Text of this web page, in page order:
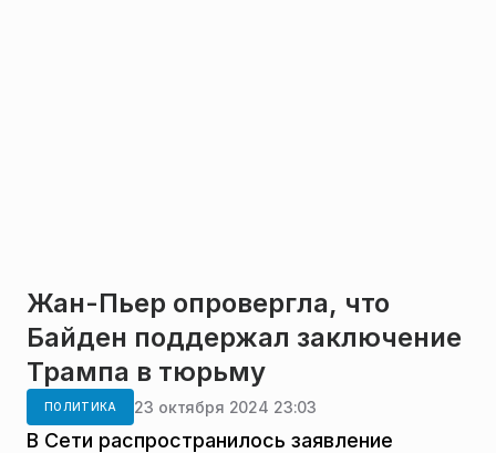
Жан-Пьер опровергла, что
Байден поддержал заключение
Трампа в тюрьму
ПОЛИТИКА 23 октября 2024 23:03
В Сети распространилось заявление